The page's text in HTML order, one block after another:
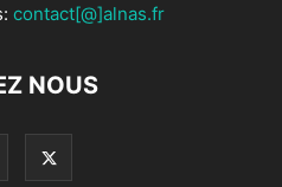
contact[@]alnas.fr
NOUS